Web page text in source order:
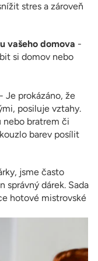
stres a zároveň
vašeho domova -
si domov nebo
- Je prokázáno, že
posiluje vztahy.
nebo bratrem či
barev posílit
jsme často
správný dárek. Sada
hotové mistrovské